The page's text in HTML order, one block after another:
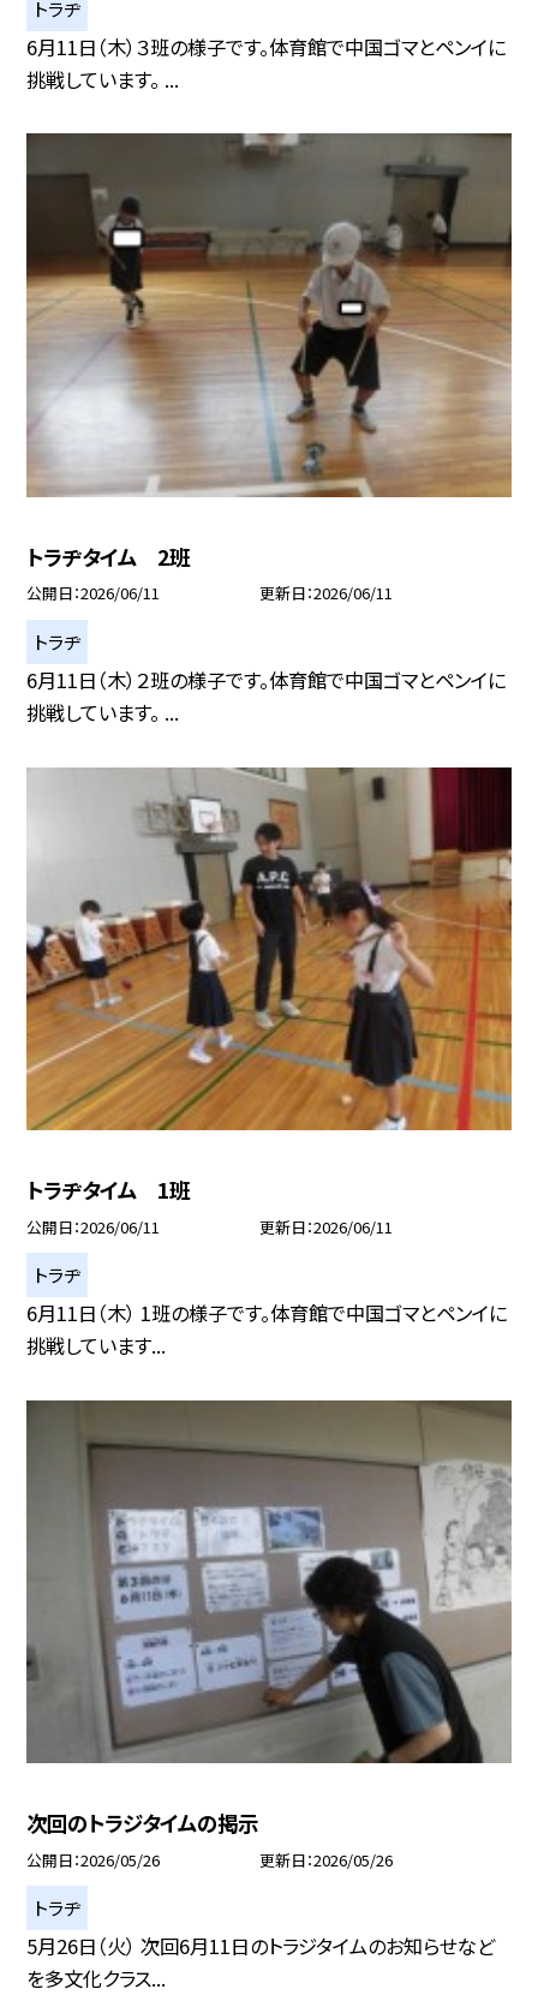
トラヂ
6月11日（木）３班の様子です。体育館で中国ゴマとペンイに
挑戦しています。 ...
トラヂタイム 2班
公開日 2026/06/11 更新日 2026/06/11
トラヂ
6月11日（木）２班の様子です。体育館で中国ゴマとペンイに
挑戦しています。 ...
トラヂタイム 1班
公開日 2026/06/11 更新日 2026/06/11
トラヂ
6月11日（木） 1班の様子です。体育館で中国ゴマとペンイに
挑戦しています...
次回のトラジタイムの掲示
公開日 2026/05/26 更新日 2026/05/26
トラヂ
5月26日（火） 次回6月11日のトラジタイムのお知らせなど
を多文化クラス...